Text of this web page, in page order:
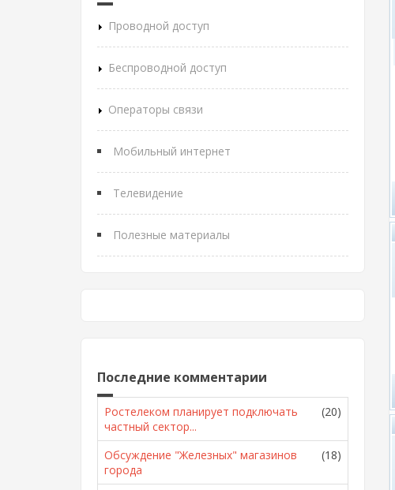
Проводной доступ
Беспроводной доступ
Операторы связи
Мобильный интернет
Телевидение
Полезные материалы
Последние комментарии
Ростелеком планирует подключать
частный сектор...
(20)
Обсуждение "Железных" магазинов
города
(18)